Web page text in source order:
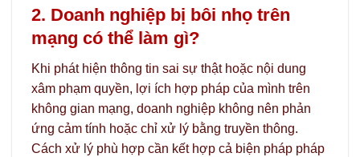
2. Doanh nghiệp bị bôi nhọ trên
mạng có thể làm gì?
Khi phát hiện thông tin sai sự thật hoặc nội dung
xâm phạm quyền, lợi ích hợp pháp của mình trên
không gian mạng, doanh nghiệp không nên phản
ứng cảm tính hoặc chỉ xử lý bằng truyền thông.
Cách xử lý phù hợp cần kết hợp cả biện pháp pháp